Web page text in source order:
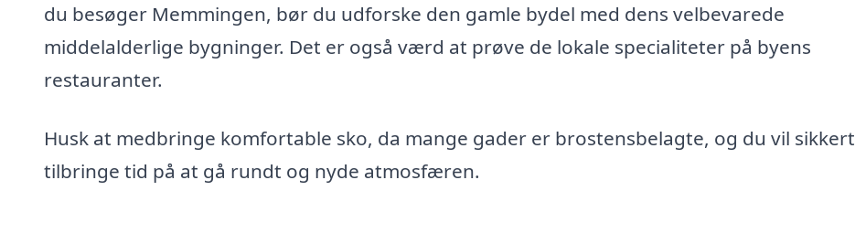
du besøger Memmingen, bør du udforske den gamle bydel med dens velbevarede
middelalderlige bygninger. Det er også værd at prøve de lokale specialiteter på byens
restauranter.
Husk at medbringe komfortable sko, da mange gader er brostensbelagte, og du vil sikkert
tilbringe tid på at gå rundt og nyde atmosfæren.